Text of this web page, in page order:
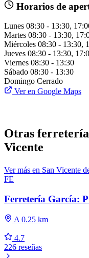
Horarios de
Lunes 08:30 - 13:30,
Martes 08:30 - 13:30,
Miércoles 08:30 - 13:30,
Jueves 08:30 - 13:30,
Viernes 08:30 - 13:30
Sábado 08:30 - 13:30
Domingo Cerrado
Ver en Google Maps
Otras
Vicente
Ver más en San Vicente
FE
Ferretería García:
A 0.25 km
4.7
226 reseñas